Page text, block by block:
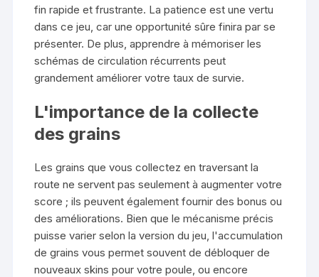
fin rapide et frustrante. La patience est une vertu
dans ce jeu, car une opportunité sûre finira par se
présenter. De plus, apprendre à mémoriser les
schémas de circulation récurrents peut
grandement améliorer votre taux de survie.
L'importance de la collecte
des grains
Les grains que vous collectez en traversant la
route ne servent pas seulement à augmenter votre
score ; ils peuvent également fournir des bonus ou
des améliorations. Bien que le mécanisme précis
puisse varier selon la version du jeu, l'accumulation
de grains vous permet souvent de débloquer de
nouveaux skins pour votre poule, ou encore